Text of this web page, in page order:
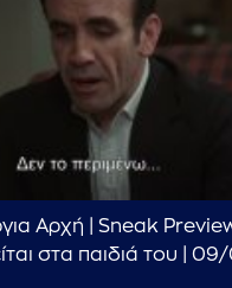
Αρχή | Sneak
στα παιδιά του |